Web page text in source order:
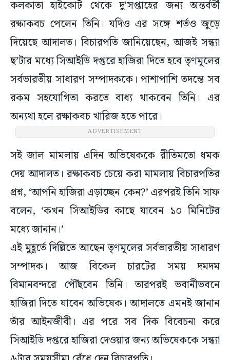
কলকাতা হাইকোর্ট থেকে দু’সপ্তাহের জন্য অন্তর্বর্তী
রক্ষাকবচ পেলেন তিনি। যদিও এর সঙ্গে শর্তও জুড়ে
দিয়েছে আদালত। বিচারপতি জানিয়েছেন, আজই সন্ধ্যা
ছ’টার মধ্যে সিআইডি দপ্তরে হাজিরা দিতে হবে তৃণমূলের
সর্বভারতীয় সাধারণ সম্পাদককে। পাশাপাশি তদন্তে সব
রকম সহযোগিতা করতে বাধ্য থাকবেন তিনি। এর
অন্যথা হলে রক্ষাকবচ খারিজ হতে পারে।
ADVERTISEMENT
সই জাল মামলায় এদিন অভিষেককে রীতিমতো ধমক
দেয় আদালত। রক্ষাকবচ চেয়ে করা মামলায় বিচারপতির
প্রশ্ন, ‘আপনি হাজিরা এড়াচ্ছেন কেন?’ এরপরই তিনি সাফ
বলেন, ‘কখন সিআইডির কাছে যাবেন ১০ মিনিটের
মধ্যে জানান।’
এই মুহূর্তে দিল্লিতে আছেন তৃণমূলের সর্বভারতীয় সাধারণ
সম্পাদক। আজ বিকেল চারটের সময় দমদম
বিমানবন্দরে পৌঁছবেন তিনি। তারপরই ভবানীভবনে
হাজিরা দিতে যাবেন অভিষেক। আদালতে এমনই জানান
তাঁর আইনজীবী। এর পরে সব দিক বিবেচনা করে
সিআইডি দপ্তরে হাজিরা দেওয়ার জন্য অভিষেককে সন্ধ্যা